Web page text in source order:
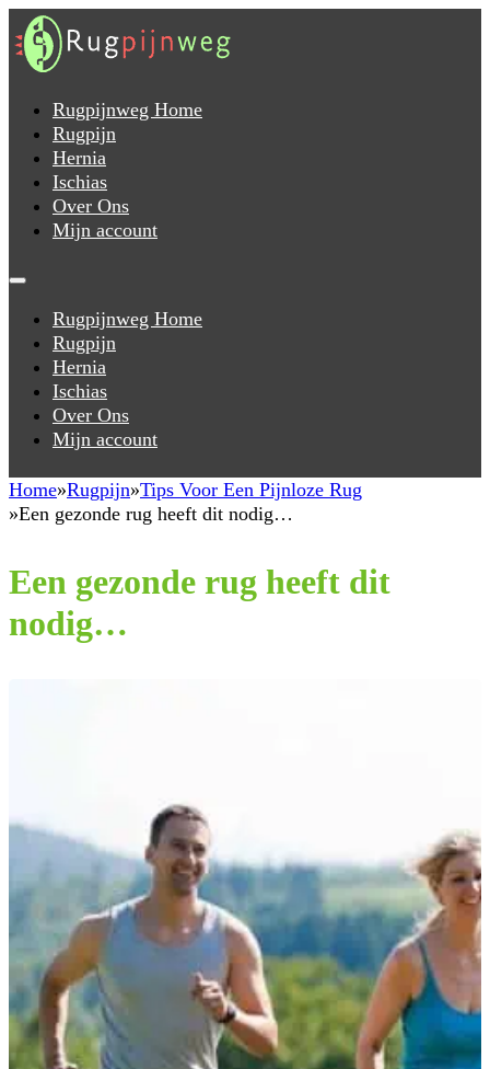
Rugpijnweg Home
Rugpijn
Hernia
Ischias
Over Ons
Mijn account
Rugpijnweg Home
Rugpijn
Hernia
Ischias
Over Ons
Mijn account
Home Rugpijn Tips Voor Een Pijnloze Rug
Een gezonde rug heeft dit nodig…
Een gezonde rug heeft dit
nodig…